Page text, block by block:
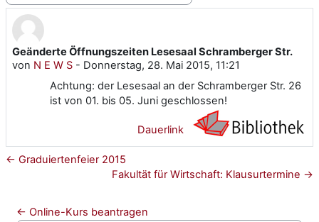
Geänderte Öffnungszeiten Lesesaal Schramberger Str.
von N E W S - Donnerstag, 28. Mai 2015, 11:21
Anzahl Antworten: 0
Achtung: der Lesesaal an der Schramberger Str. 26
ist von 01. bis 05. Juni geschlossen!
Dauerlink
← Graduiertenfeier 2015
Fakultät für Wirtschaft: Klausurtermine →
← Online-Kurs beantragen